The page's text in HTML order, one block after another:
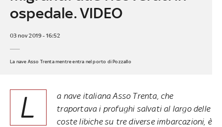
ospedale. VIDEO
03 nov 2019 - 16:52
La nave Asso Trenta mentre entra nel porto di Pozzallo
L
a nave italiana Asso Trenta, che
traportava i profughi salvati al largo delle
coste libiche su tre diverse imbarcazioni, è